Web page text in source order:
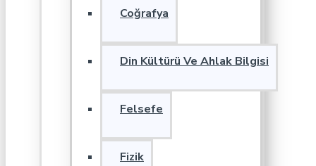
Coğrafya
Din Kültürü Ve Ahlak Bilgisi
Felsefe
Fizik